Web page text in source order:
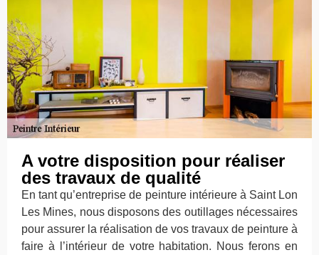
A votre disposition pour réaliser
des travaux de qualité
En tant qu’entreprise de peinture intérieure à Saint Lon
Les Mines, nous disposons des outillages nécessaires
pour assurer la réalisation de vos travaux de peinture à
faire à l’intérieur de votre habitation. Nous ferons en